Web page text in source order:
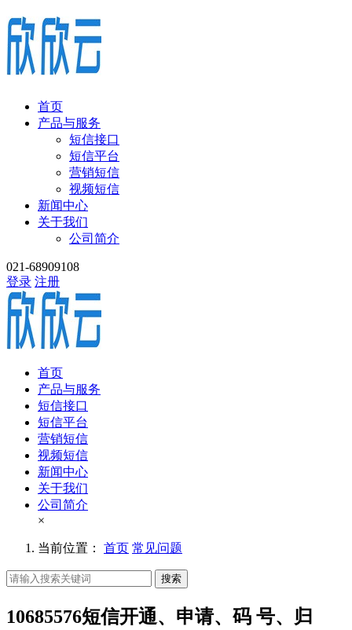
首页
产品与服务
短信接口
短信平台
营销短信
视频短信
新闻中心
关于我们
公司简介
021-68909108
登录 注册
首页
产品与服务
短信接口
短信平台
营销短信
视频短信
新闻中心
关于我们
公司简介
×
当前位置： 首页 常见问题
搜索
10685576短信开通、申请、码 号、归